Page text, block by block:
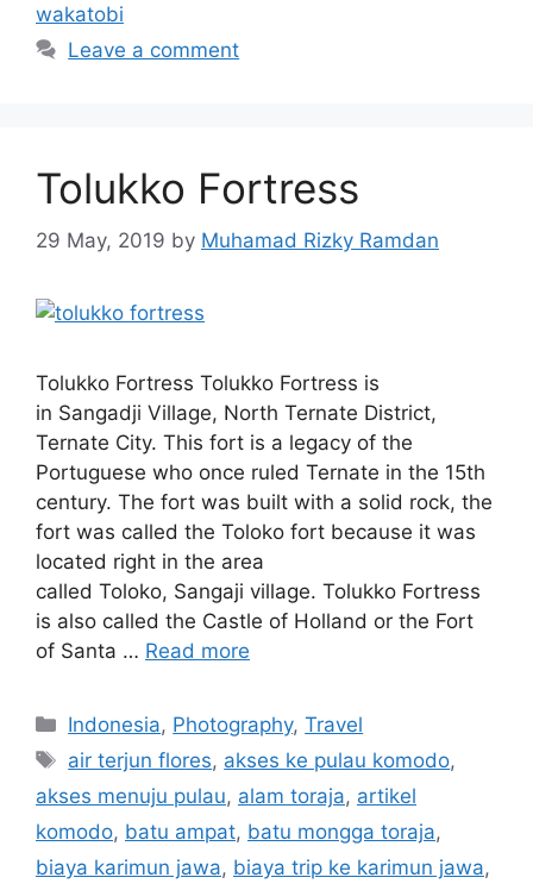
wakatobi
Leave a comment
Tolukko Fortress
29 May, 2019 by Muhamad Rizky Ramdan
Tolukko Fortress Tolukko Fortress is
in Sangadji Village, North Ternate District,
Ternate City. This fort is a legacy of the
Portuguese who once ruled Ternate in the 15th
century. The fort was built with a solid rock, the
fort was called the Toloko fort because it was
located right in the area
called Toloko, Sangaji village. Tolukko Fortress
is also called the Castle of Holland or the Fort
of Santa … Read more
Indonesia, Photography,Travel
air terjun flores, akses ke pulau komodo,
akses menuju pulau, alam toraja, artikel
komodo, batu ampat, batu mongga toraja,
biaya karimun jawa, biaya trip ke karimun jawa,